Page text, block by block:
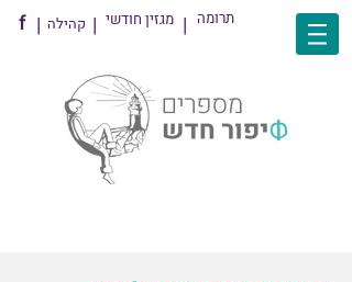
|
f קהילה | | מגזין חודשי תרומה